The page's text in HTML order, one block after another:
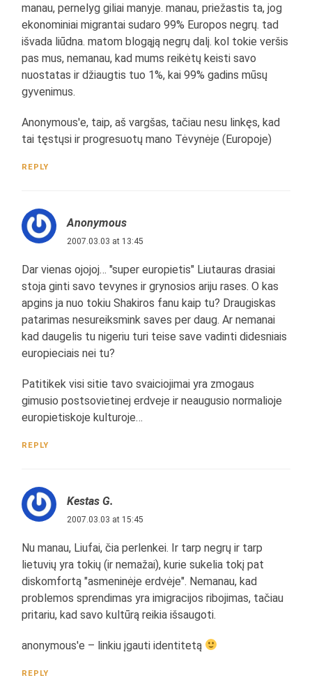
manau, pernelyg giliai manyje. manau, priežastis ta, jog
ekonominiai migrantai sudaro 99% Europos negrų. tad
išvada liūdna. matom blogąją negrų dalį. kol tokie veršis
pas mus, nemanau, kad mums reikėtų keisti savo
nuostatas ir džiaugtis tuo 1%, kai 99% gadins mūsų
gyvenimus.
Anonymous'e, taip, aš vargšas, tačiau nesu linkęs, kad
tai tęstųsi ir progresuotų mano Tėvynėje (Europoje)
REPLY
Anonymous
2007.03.03 at 13:45
Dar vienas ojojoj… "super europietis" Liutauras drasiai
stoja ginti savo tevynes ir grynosios ariju rases. O kas
apgins ja nuo tokiu Shakiros fanu kaip tu? Draugiskas
patarimas nesureiksmink saves per daug. Ar nemanai
kad daugelis tu nigeriu turi teise save vadinti didesniais
europieciais nei tu?
Patitikek visi sitie tavo svaiciojimai yra zmogaus
gimusio postsovietinej erdveje ir neaugusio normalioje
europietiskoje kulturoje…
REPLY
Kestas G.
2007.03.03 at 15:45
Nu manau, Liufai, čia perlenkei. Ir tarp negrų ir tarp
lietuvių yra tokių (ir nemažai), kurie sukelia tokį pat
diskomfortą "asmeninėje erdvėje". Nemanau, kad
problemos sprendimas yra imigracijos ribojimas, tačiau
pritariu, kad savo kultūrą reikia išsaugoti.
anonymous'e – linkiu įgauti identitetą
REPLY